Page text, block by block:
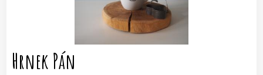
Hrnek Pán